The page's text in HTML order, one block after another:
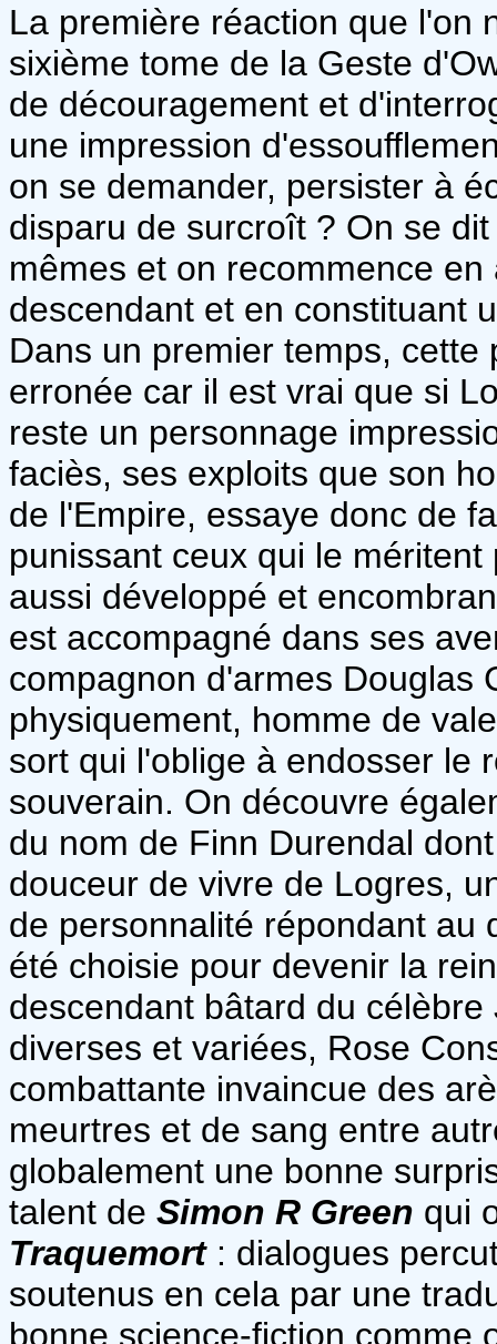
La première réaction que l'on
sixième tome de la Geste
de découragement et
une impression
on se demander, persister à
disparu de surcroît ? On se
mêmes et on recommence
descendant et en constituant
Dans un premier temps,
erronée car il est vrai que si
reste un personnage
faciès, ses exploits que son
de l'Empire, essaye donc de
punissant ceux qui le
aussi développé et
est accompagné dans ses
compagnon d'armes Douglas
physiquement, homme de
sort qui l'oblige à endosser le
souverain. On découvre
du nom de Finn Durendal
douceur de vivre de Logres,
de personnalité répondant au
été choisie pour devenir la
descendant bâtard du
diverses et variées, Rose
combattante invaincue des
meurtres et de sang entre
globalement une bonne
talent de Simon R Green qui
Traquemort: dialogues
soutenus en cela par une
bonne science-fiction comme